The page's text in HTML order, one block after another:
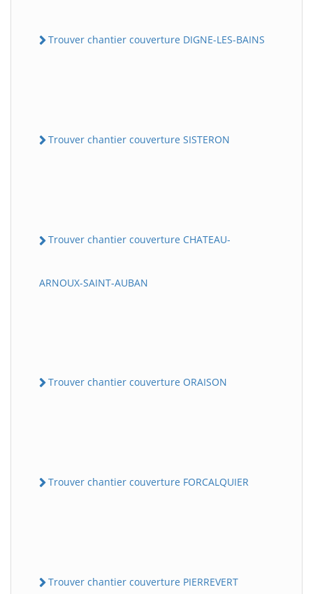
Trouver chantier couverture DIGNE-LES-BAINS
Trouver chantier couverture SISTERON
Trouver chantier couverture CHATEAU-
ARNOUX-SAINT-AUBAN
Trouver chantier couverture ORAISON
Trouver chantier couverture FORCALQUIER
Trouver chantier couverture PIERREVERT